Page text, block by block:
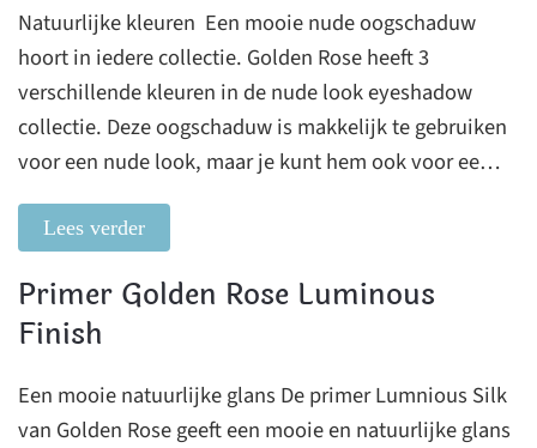
Natuurlijke kleuren Een mooie nude oogschaduw
hoort in iedere collectie. Golden Rose heeft 3
verschillende kleuren in de nude look eyeshadow
collectie. Deze oogschaduw is makkelijk te gebruiken
voor een nude look, maar je kunt hem ook voor ee…
Lees verder
Primer Golden Rose Luminous
Finish
Een mooie natuurlijke glans De primer Lumnious Silk
van Golden Rose geeft een mooie en natuurlijke glans